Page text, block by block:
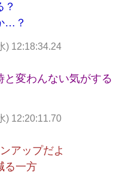
？
…？
) 12:18:34.24
変わんない気がする
) 12:20:11.70
アップだよ
る一方